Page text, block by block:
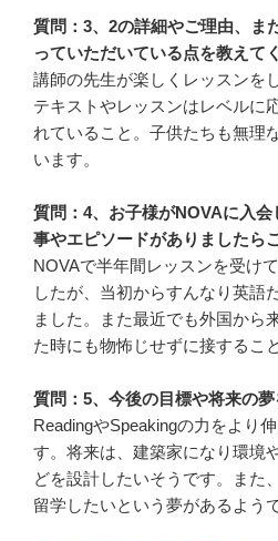
質問：3、2の詳細やご理由、ま
っていただいている点を教えて
講師の先生が楽しくレッスンを
テキストやレッスンはレベルに
れていること。子供たちも無理
います。
質問：4、お子様がNOVAに入
事やエピソードがありましたら
NOVAで半年間レッスンを受け
したが、当初からすんなり英語
ました。また最近でも外国から
た時にも物怖じせずに接するこ
質問：5、今後の目標や将来の夢
ReadingやSpeakingの力をより
す。将来は、建築家になり環境
どを設計したいそうです。また
留学したいという夢があるようで